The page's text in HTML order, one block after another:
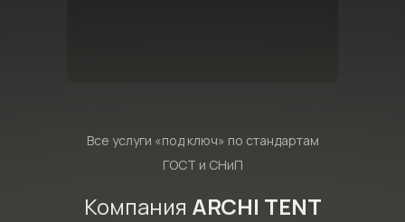
Все услуги «под ключ» по стандартам
ГОСТ и СНиП
Компания ARCHI TENT